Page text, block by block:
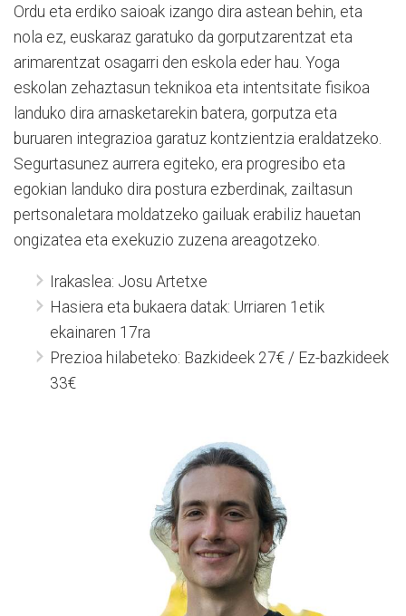
Ordu eta erdiko saioak izango dira astean behin, eta
nola ez, euskaraz garatuko da gorputzarentzat eta
arimarentzat osagarri den eskola eder hau. Yoga
eskolan zehaztasun teknikoa eta intentsitate fisikoa
landuko dira arnasketarekin batera, gorputza eta
buruaren integrazioa garatuz kontzientzia eraldatzeko.
Segurtasunez aurrera egiteko, era progresibo eta
egokian landuko dira postura ezberdinak, zailtasun
pertsonaletara moldatzeko gailuak erabiliz hauetan
ongizatea eta exekuzio zuzena areagotzeko.
Irakaslea: Josu Artetxe
Hasiera eta bukaera datak: Urriaren 1etik
ekainaren 17ra
Prezioa hilabeteko: Bazkideek 27€ / Ez-bazkideek
33€